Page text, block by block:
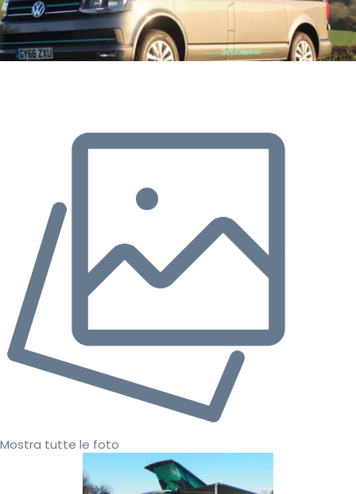
Mostra tutte le foto